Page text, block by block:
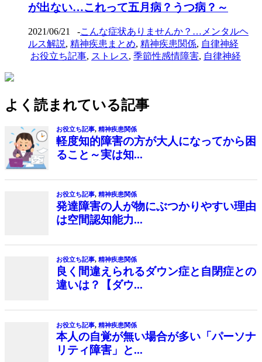
が出ない…これって五月病？うつ病？～
2021/06/21 -こんな症状ありませんか？…メンタルヘ
ルス解説, 精神疾患まとめ, 精神疾患関係, 自律神経
お役立ち記事, ストレス, 季節性感情障害, 自律神経
よく読まれている記事